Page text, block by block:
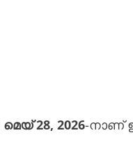
മെയ് 28, 2026-നാണ്